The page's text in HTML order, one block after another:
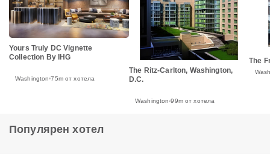
Yours Truly DC Vignette
Collection By IHG
Washington 75m от хотела
The Ritz-Carlton, Washington,
D.C.
Washington 99m от хотела
The
Популярен хотел